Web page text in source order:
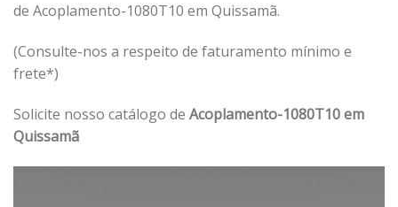
de Acoplamento-1080T10 em Quissamã.
(Consulte-nos a respeito de faturamento mínimo e
frete*)
Solicite nosso catálogo de Acoplamento-1080T10 em
Quissamã